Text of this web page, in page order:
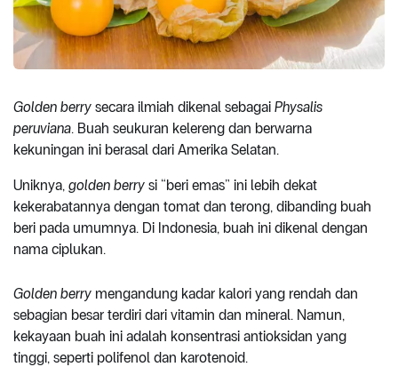
Golden berry secara ilmiah dikenal sebagai Physalis
peruviana. Buah seukuran kelereng dan berwarna
kekuningan ini berasal dari Amerika Selatan.
Uniknya, golden berry si “beri emas” ini lebih dekat
kekerabatannya dengan tomat dan terong, dibanding buah
beri pada umumnya. Di Indonesia, buah ini dikenal dengan
nama ciplukan.
Golden berry mengandung kadar kalori yang rendah dan
sebagian besar terdiri dari vitamin dan mineral. Namun,
kekayaan buah ini adalah konsentrasi antioksidan yang
tinggi, seperti polifenol dan karotenoid.